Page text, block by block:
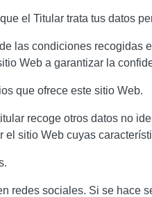
el Titular trata tus datos
las condiciones
Web a garantizar la
que ofrece este sitio Web.
recoge otros datos no
el sitio Web cuyas
redes sociales. Si se hace